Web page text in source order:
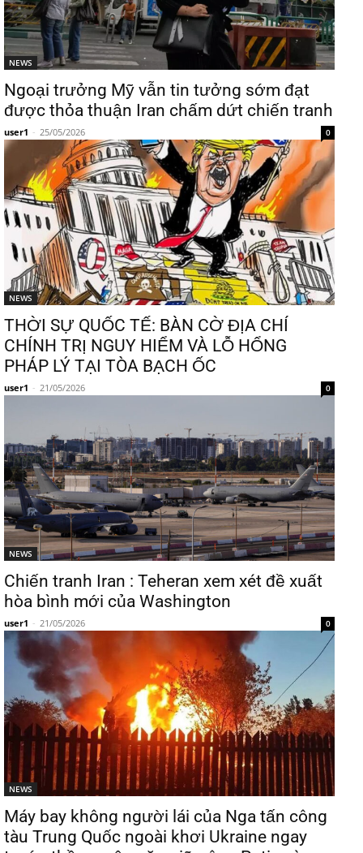
NEWS
Ngoại trưởng Mỹ vẫn tin tưởng sớm đạt
được thỏa thuận Iran chấm dứt chiến tranh
user1 - 25/05/2026 0
NEWS
THỜI SỰ QUỐC TẾ: BÀN CỜ ĐỊA CHÍ
CHÍNH TRỊ NGUY HIỂM VÀ LỖ HỔNG
PHÁP LÝ TẠI TÒA BẠCH ỐC
user1 - 21/05/2026 0
NEWS
Chiến tranh Iran : Teheran xem xét đề xuất
hòa bình mới của Washington
user1 - 21/05/2026 0
NEWS
Máy bay không người lái của Nga tấn công
tàu Trung Quốc ngoài khơi Ukraine ngay